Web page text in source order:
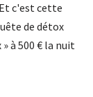
c'est cette
de détox
à 500 € la nuit